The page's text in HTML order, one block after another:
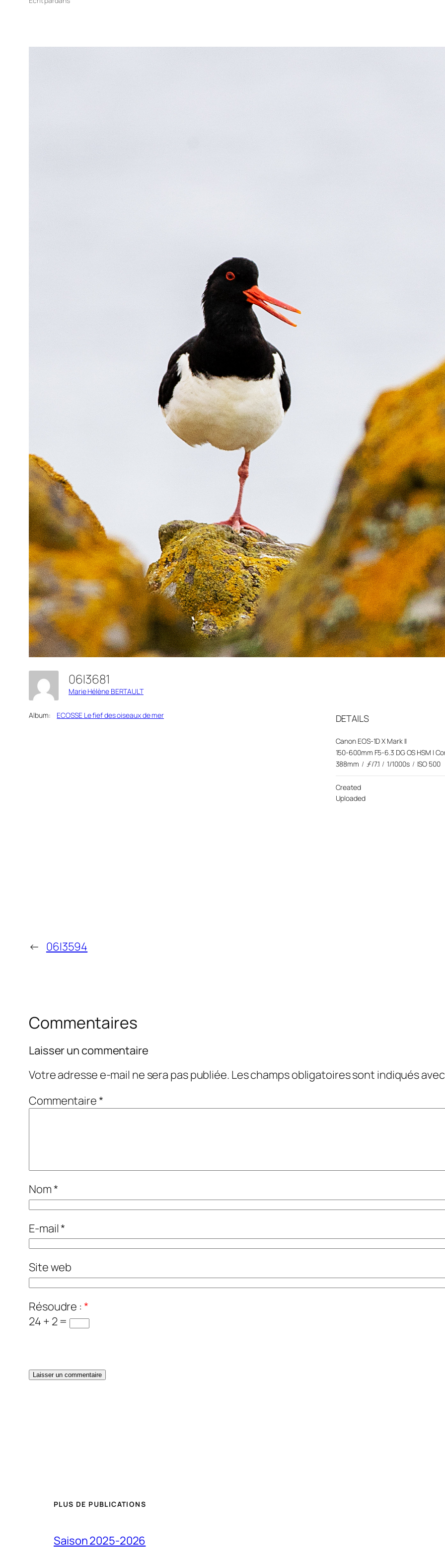
06I3681
Marie Hélène BERTAULT
Album: ECOSSE Le fief des oiseaux de mer DETAILS
Canon EOS-1D X Mark II
150-600mm F5-6.3 DG OS HSM |
388mm / ƒ/7.1 / 1/1000s / ISO 500
Created
Uploaded
← 06I3594
Commentaires
Laisser un commentaire
Votre adresse e-mail ne sera pas publiée. Les champs obligatoires sont indiqués avec
Commentaire*
Nom*
E-mail*
Site web
Résoudre : *
24 + 2 =
PLUS DE PUBLICATIONS
Saison 2025-2026